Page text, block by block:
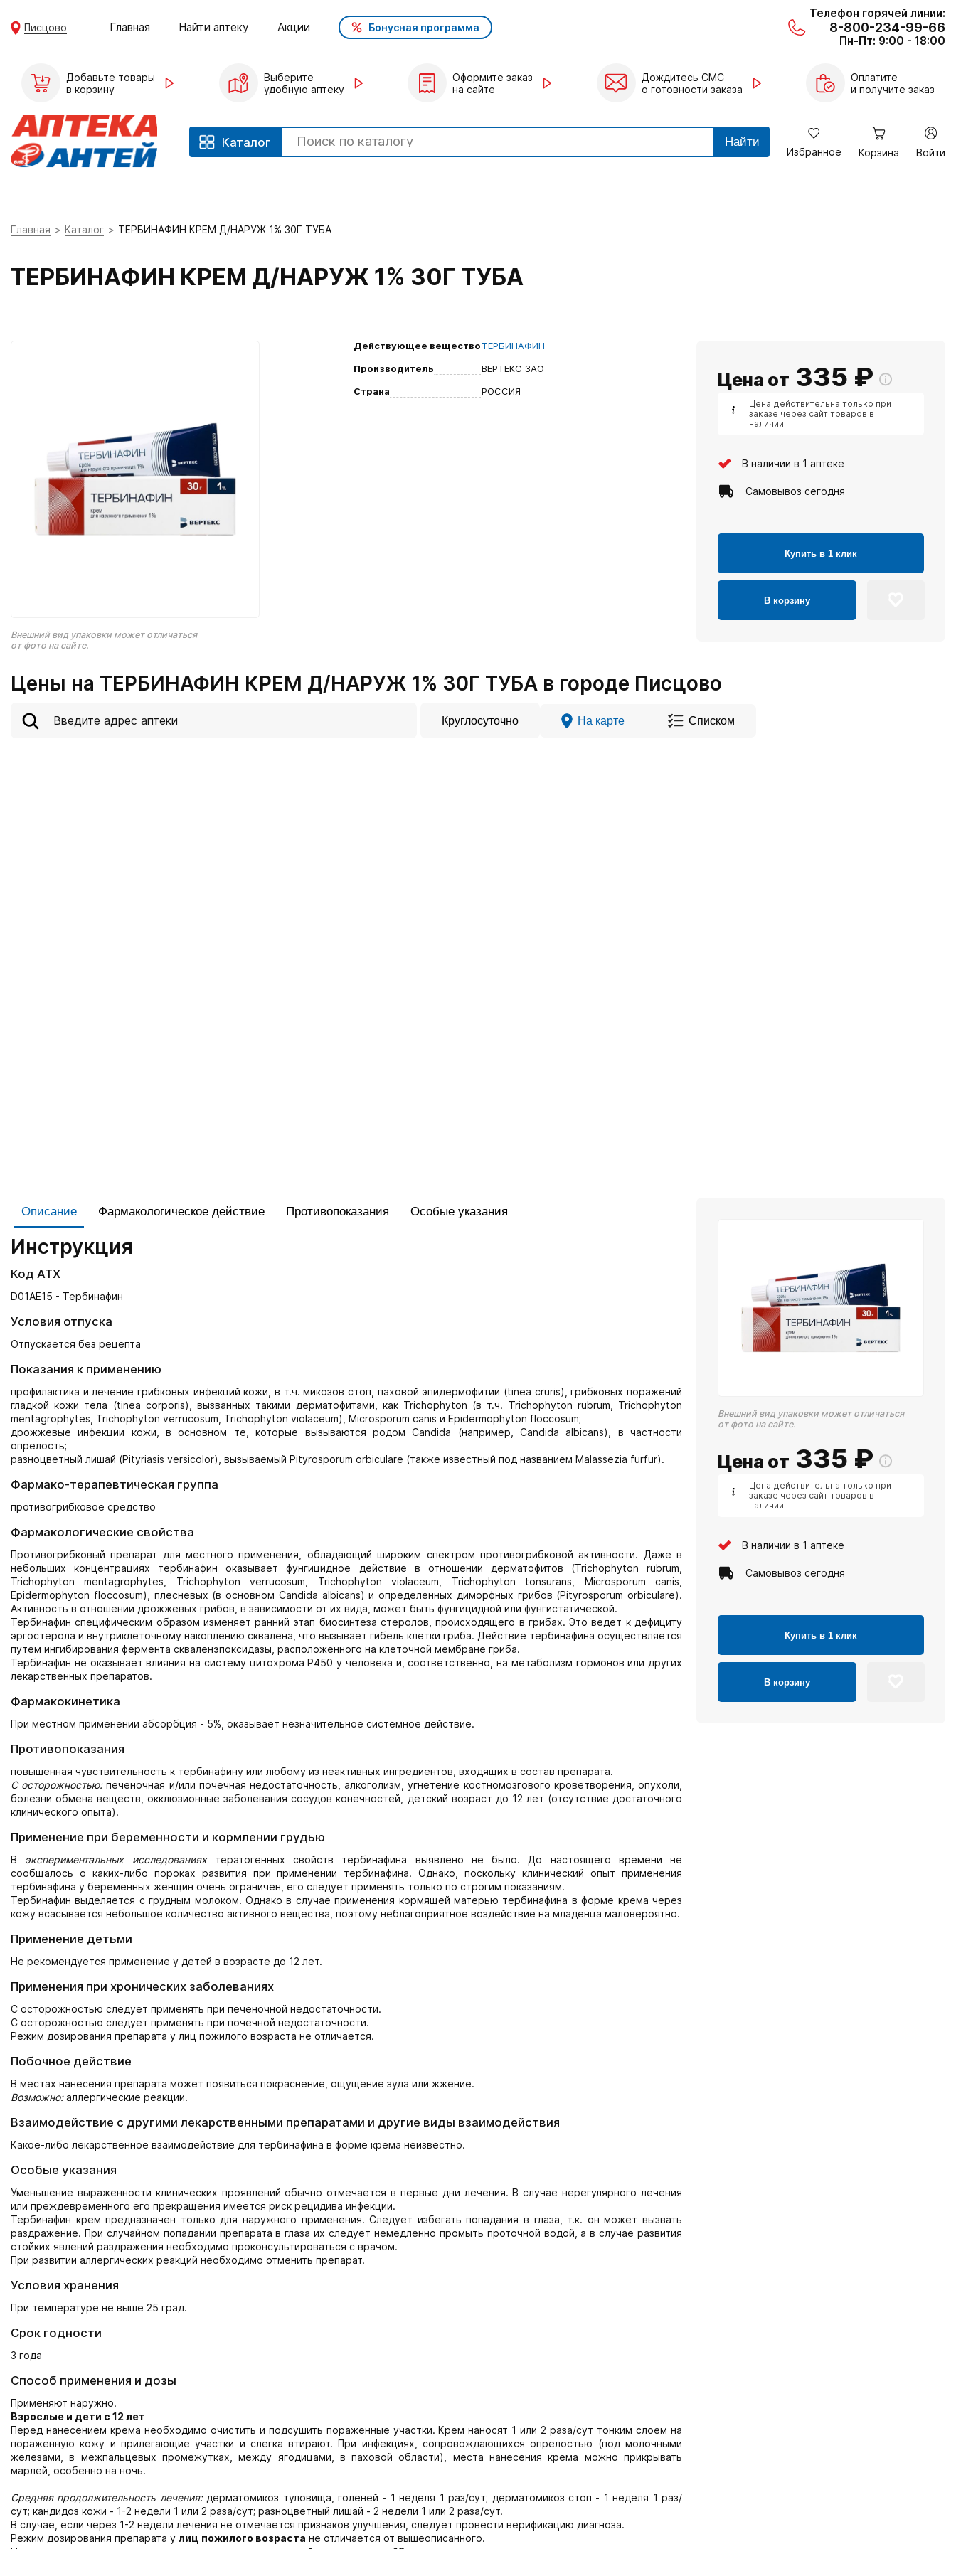
Писцово Главная Найти аптеку Акции Бонусная программа
Телефон горячей линии:
8-800-234-99-66
Пн-Пт: 9:00 - 18:00
Добавьте товары
в корзину
Выберите
удобную аптеку
Оформите заказ
на сайте
Дождитесь СМС
о готовности заказа
Оплатите
и получите заказ
Каталог Найти
Избранное Корзина Войти
Главная Каталог ТЕРБИНАФИН КРЕМ Д/НАРУЖ 1% 30Г ТУБА
ТЕРБИНАФИН КРЕМ Д/НАРУЖ 1% 30Г ТУБА
Внешний вид упаковки может отличаться
от фото на сайте.
Действующее веществоТЕРБИНАФИН
Производитель
ВЕРТЕКС ЗАО
Страна
РОССИЯ
Цена от 335 ₽
Цена действительна только при
заказе через сайт товаров в
наличии
В наличии в 1 аптеке
Самовывоз сегодня
Купить в 1 клик
В корзину
Цены на ТЕРБИНАФИН КРЕМ Д/НАРУЖ 1% 30Г ТУБА в городе Писцово
Круглосуточно На карте Списком
Описание Фармакологическое действие Противопоказания Особые указания
Инструкция
Код АТХ
D01AE15 - Тербинафин
Условия отпуска
Отпускается без рецепта
Показания к применению
профилактика и лечение грибковых инфекций кожи, в т.ч. микозов стоп, паховой эпидермофитии (tinea cruris), грибковых поражений
гладкой кожи тела (tinea corporis), вызванных такими дерматофитами, как Trichophyton (в т.ч. Trichophyton rubrum, Trichophyton
mentagrophytes, Trichophyton verrucosum, Trichophyton violaceum), Microsporum canis и Epidermophyton floccosum;
дрожжевые инфекции кожи, в основном те, которые вызываются родом Candida (например, Candida albicans), в частности
опрелость;
разноцветный лишай (Pityriasis versicolor), вызываемый Pityrosporum orbiculare (также известный под названием Malassezia furfur).
Фармако-терапевтическая группа
противогрибковое средство
Фармакологические свойства
Противогрибковый препарат для местного применения, обладающий широким спектром противогрибковой активности. Даже в
небольших концентрациях тербинафин оказывает фунгицидное действие в отношении дерматофитов (Trichophyton rubrum,
Trichophyton mentagrophytes, Trichophyton verrucosum, Trichophyton violaceum, Trichophyton tonsurans, Microsporum canis,
Epidermophyton floccosum), плесневых (в основном Candida albicans) и определенных диморфных грибов (Pityrosporum orbiculare).
Активность в отношении дрожжевых грибов, в зависимости от их вида, может быть фунгицидной или фунгистатической.
Тербинафин специфическим образом изменяет ранний этап биосинтеза стеролов, происходящего в грибах. Это ведет к дефициту
эргостерола и внутриклеточному накоплению сквалена, что вызывает гибель клетки гриба. Действие тербинафина осуществляется
путем ингибирования фермента скваленэпоксидазы, расположенного на клеточной мембране гриба.
Тербинафин не оказывает влияния на систему цитохрома Р450 у человека и, соответственно, на метаболизм гормонов или других
лекарственных препаратов.
Фармакокинетика
При местном применении абсорбция - 5%, оказывает незначительное системное действие.
Противопоказания
повышенная чувствительность к тербинафину или любому из неактивных ингредиентов, входящих в состав препарата.
С осторожностью:печеночная и/или почечная недостаточность, алкоголизм, угнетение костномозгового кроветворения, опухоли,
болезни обмена веществ, окклюзионные заболевания сосудов конечностей, детский возраст до 12 лет (отсутствие достаточного
клинического опыта).
Применение при беременности и кормлении грудью
В экспериментальных исследованияхтератогенных свойств тербинафина выявлено не было. До настоящего времени не
сообщалось о каких-либо пороках развития при применении тербинафина. Однако, поскольку клинический опыт применения
тербинафина у беременных женщин очень ограничен, его следует применять только по строгим показаниям.
Тербинафин выделяется с грудным молоком. Однако в случае применения кормящей матерью тербинафина в форме крема через
кожу всасывается небольшое количество активного вещества, поэтому неблагоприятное воздействие на младенца маловероятно.
Применение детьми
Не рекомендуется применение у детей в возрасте до 12 лет.
Применения при хронических заболеваниях
С осторожностью следует применять при печеночной недостаточности.
С осторожностью следует применять при почечной недостаточности.
Режим дозирования препарата у лиц пожилого возраста не отличается.
Побочное действие
В местах нанесения препарата может появиться покраснение, ощущение зуда или жжение.
Возможно:аллергические реакции.
Взаимодействие с другими лекарственными препаратами и другие виды взаимодействия
Какое-либо лекарственное взаимодействие для тербинафина в форме крема неизвестно.
Особые указания
Уменьшение выраженности клинических проявлений обычно отмечается в первые дни лечения. В случае нерегулярного лечения
или преждевременного его прекращения имеется риск рецидива инфекции.
Тербинафин крем предназначен только для наружного применения. Следует избегать попадания в глаза, т.к. он может вызвать
раздражение. При случайном попадании препарата в глаза их следует немедленно промыть проточной водой, а в случае развития
стойких явлений раздражения необходимо проконсультироваться с врачом.
При развитии аллергических реакций необходимо отменить препарат.
Условия хранения
При температуре не выше 25 град.
Срок годности
3 года
Способ применения и дозы
Применяют наружно.
Взрослые и дети с 12 лет
Перед нанесением крема необходимо очистить и подсушить пораженные участки. Крем наносят 1 или 2 раза/сут тонким слоем на
пораженную кожу и прилегающие участки и слегка втирают. При инфекциях, сопровождающихся опрелостью (под молочными
железами, в межпальцевых промежутках, между ягодицами, в паховой области), места нанесения крема можно прикрывать
марлей, особенно на ночь.
Средняя продолжительность лечения: дерматомикоз туловища, голеней - 1 неделя 1 раз/сут; дерматомикоз стоп - 1 неделя 1 раз/
сут; кандидоз кожи - 1-2 недели 1 или 2 раза/сут; разноцветный лишай - 2 недели 1 или 2 раза/сут.
В случае, если через 1-2 недели лечения не отмечается признаков улучшения, следует провести верификацию диагноза.
Режим дозирования препарата у лиц пожилого возраста не отличается от вышеописанного.
Внешний вид упаковки может отличаться
от фото на сайте.
Цена от 335 ₽
Цена действительна только при
заказе через сайт товаров в
наличии
В наличии в 1 аптеке
Самовывоз сегодня
Купить в 1 клик
В корзину